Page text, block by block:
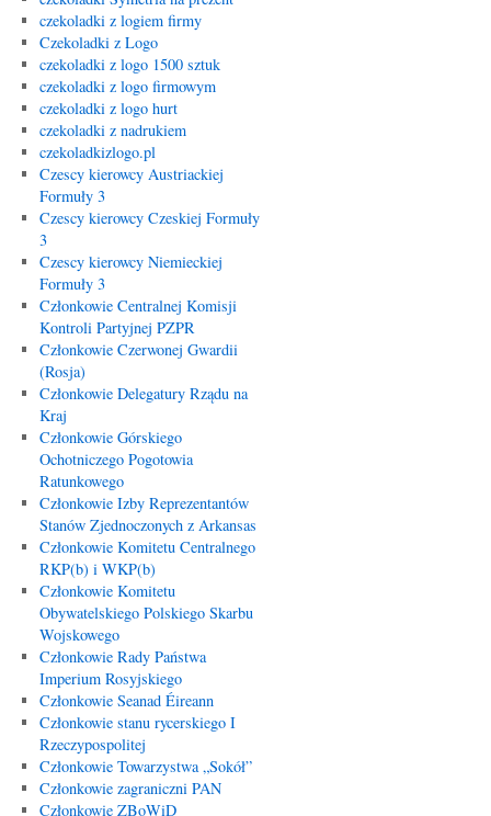
czekoladki z logiem firmy
Czekoladki z Logo
czekoladki z logo 1500 sztuk
czekoladki z logo firmowym
czekoladki z logo hurt
czekoladki z nadrukiem
czekoladkizlogo.pl
Czescy kierowcy Austriackiej
Formuły 3
Czescy kierowcy Czeskiej Formuły
3
Czescy kierowcy Niemieckiej
Formuły 3
Członkowie Centralnej Komisji
Kontroli Partyjnej PZPR
Członkowie Czerwonej Gwardii
(Rosja)
Członkowie Delegatury Rządu na
Kraj
Członkowie Górskiego
Ochotniczego Pogotowia
Ratunkowego
Członkowie Izby Reprezentantów
Stanów Zjednoczonych z Arkansas
Członkowie Komitetu Centralnego
RKP(b) i WKP(b)
Członkowie Komitetu
Obywatelskiego Polskiego Skarbu
Wojskowego
Członkowie Rady Państwa
Imperium Rosyjskiego
Członkowie Seanad Éireann
Członkowie stanu rycerskiego I
Rzeczypospolitej
Członkowie Towarzystwa „Sokół”
Członkowie zagraniczni PAN
Członkowie ZBoWiD